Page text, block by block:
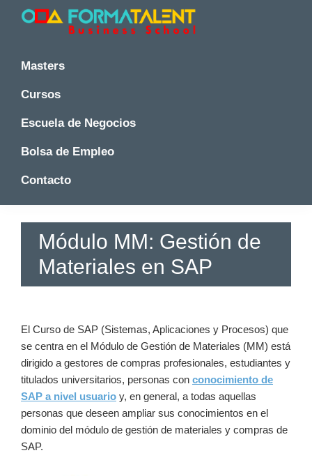
Saltar
Saltar
Saltar
principal
y
Master
en
Madrid
Formatalent
y
en
-
Formatalent
Masters
Cursos
Escuela de Negocios
Bolsa de Empleo
Contacto
Módulo MM: Gestión de
Materiales en SAP
El Curso de SAP (Sistemas, Aplicaciones y Procesos) que
se centra en el Módulo de Gestión de Materiales (MM) está
dirigido a gestores de compras profesionales, estudiantes y
titulados universitarios, personas con conocimiento de
SAP a nivel usuario y, en general, a todas aquellas
personas que deseen ampliar sus conocimientos en el
dominio del módulo de gestión de materiales y compras de
SAP.